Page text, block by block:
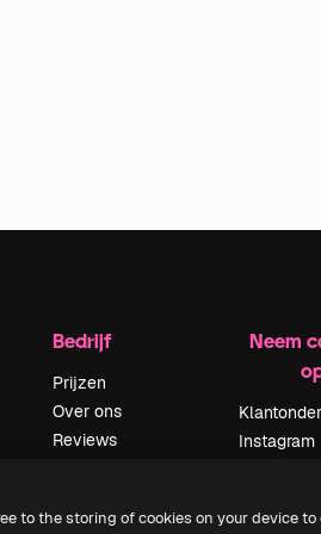
Bedrijf
Prijzen
Over ons
Reviews
Blog
Neem
Instagram
TikTok
to the storing of cookies on your device